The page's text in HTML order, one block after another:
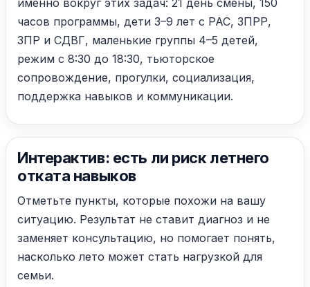
именно вокруг этих задач: 21 день смены, 150
часов программы, дети 3–9 лет с РАС, ЗПРР,
ЗПР и СДВГ, маленькие группы 4–5 детей,
режим с 8:30 до 18:30, тьюторское
сопровождение, прогулки, социализация,
поддержка навыков и коммуникации.
Интерактив: есть ли риск летнего
отката навыков
Отметьте пункты, которые похожи на вашу
ситуацию. Результат не ставит диагноз и не
заменяет консультацию, но помогает понять,
насколько лето может стать нагрузкой для
семьи.